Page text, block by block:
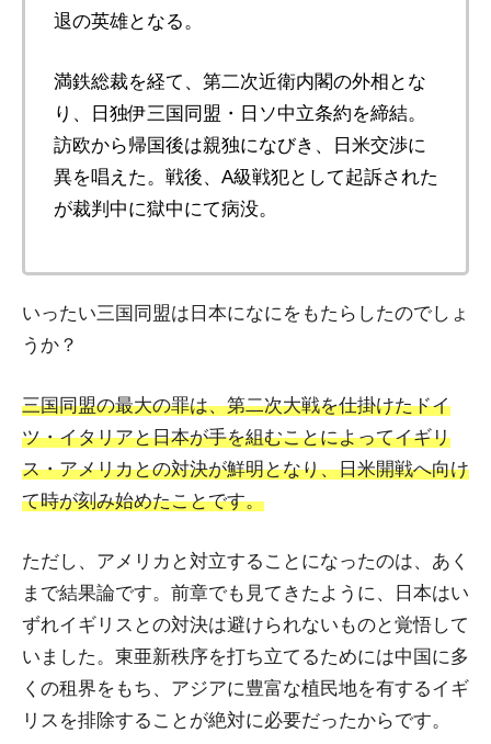
退の英雄となる。
満鉄総裁を経て、第二次近衛内閣の外相とな
り、日独伊三国同盟・日ソ中立条約を締結。
訪欧から帰国後は親独になびき、日米交渉に
異を唱えた。戦後、A級戦犯として起訴された
が裁判中に獄中にて病没。
いったい三国同盟は日本になにをもたらしたのでしょ
うか？
三国同盟の最大の罪は、第二次大戦を仕掛けたドイ
ツ・イタリアと日本が手を組むことによってイギリ
ス・アメリカとの対決が鮮明となり、日米開戦へ向け
て時が刻み始めたことです。
ただし、アメリカと対立することになったのは、あく
まで結果論です。前章でも見てきたように、日本はい
ずれイギリスとの対決は避けられないものと覚悟して
いました。東亜新秩序を打ち立てるためには中国に多
くの租界をもち、アジアに豊富な植民地を有するイギ
リスを排除することが絶対に必要だったからです。